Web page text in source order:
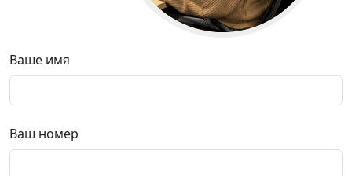
Ваше имя
Ваш номер